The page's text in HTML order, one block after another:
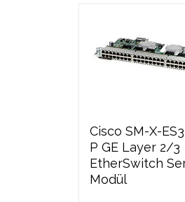
Cisco SM-X-
P GE Layer 2/3
EtherSwitch
Modül